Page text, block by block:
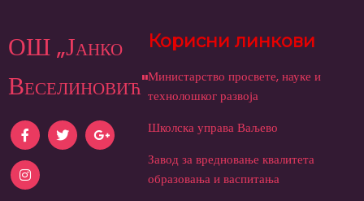
ОШ „Јанко
Веселиновић"
Корисни линкови
Министарство просвете, науке и
технолошког развоја
Школска управа Ваљево
Завод за вредновање квалитета
образовања и васпитања